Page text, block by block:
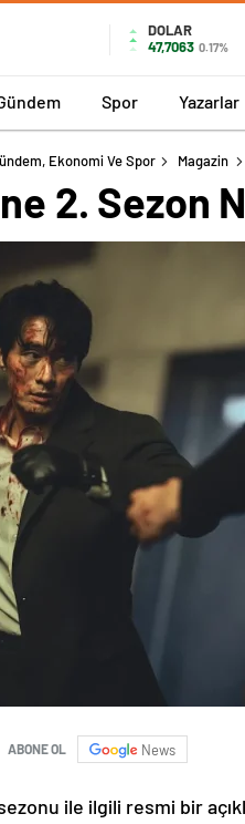
DOLAR
47,7063 0.17%
Spor Yazarlar
Ekonomi Ve Spor Magazin
2. Sezon
ABONE OL News
ile ilgili resmi bir